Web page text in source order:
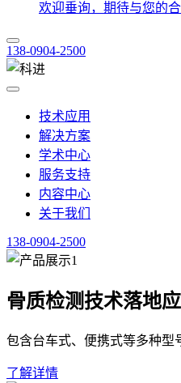
欢迎垂询，期待与您的合
138-0904-2500
技术应用
解决方案
学术中心
服务支持
内容中心
关于我们
138-0904-2500
骨质检测技术落地
包含台车式、便携式等多种型
了解详情